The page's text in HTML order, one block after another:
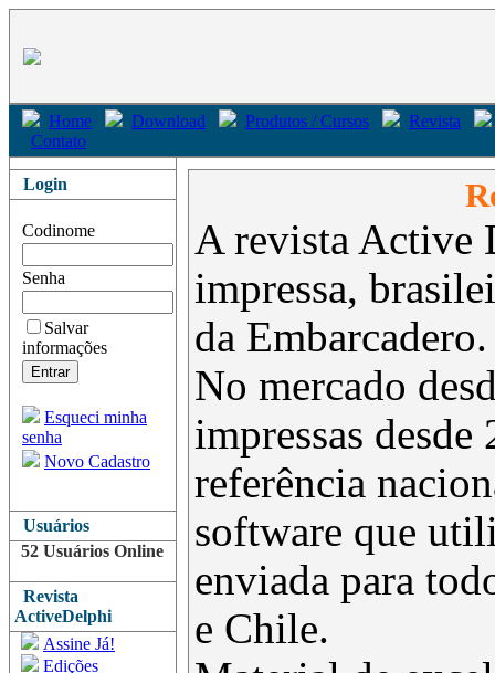
Home Download Produtos / Cursos
Revista
Contato
Login
Codinome
Senha
Salvar
informações
Esqueci minha
senha
Novo Cadastro
Usuários
52 Usuários Online
Revista
ActiveDelphi
Assine Já!
Edições
A revista Active
impressa,
da Embarcadero.
No mercado
impressas
referência
software que
enviada para
e Chile.